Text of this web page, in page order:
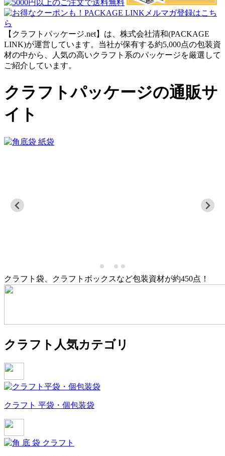
【クラフトパッケージ.net】は、株式会社清和(PACKAGE
LINK)が運営しています。当社が保有する約5,000点の包装資
材の中から、人気の高いクラフト系のパッケージを厳選して
ご紹介しています。
クラフトパッケージの通販サ
イト
クラフト袋、クラフトボックスなど包装資材が約450点！
クラフト人気カテゴリ
クラフト 平袋・個包装袋